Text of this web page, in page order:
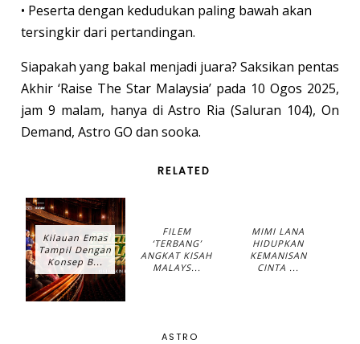
• Peserta dengan kedudukan paling bawah akan
tersingkir dari pertandingan.
Siapakah yang bakal menjadi juara? Saksikan pentas
Akhir ‘Raise The Star Malaysia’ pada 10 Ogos 2025,
jam 9 malam, hanya di Astro Ria (Saluran 104), On
Demand, Astro GO dan sooka.
RELATED
Kilauan Emas
Tampil Dengan
Konsep B...
FILEM
‘TERBANG’
ANGKAT KISAH
MALAYS...
MIMI LANA
HIDUPKAN
KEMANISAN
CINTA ...
ASTRO